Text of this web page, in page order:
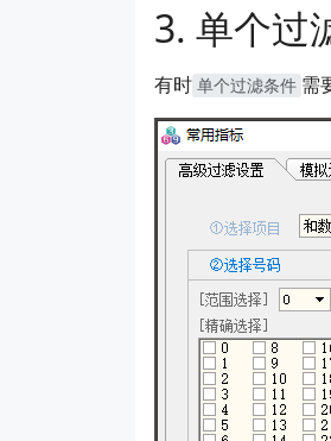
单个过
有时 单个过滤条件 需